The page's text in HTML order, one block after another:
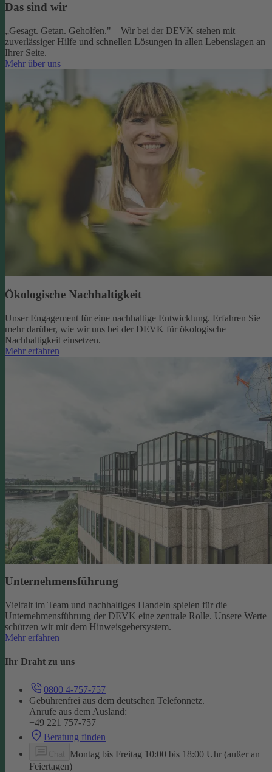
Das sind wir
„Gesagt. Getan. Geholfen." – Wir bei der DEVK stehen mit
zuverlässiger Hilfe und schnellen Lösungen in allen Lebenslagen an
Ihrer Seite.
Mehr über uns
Ökologische Nachhaltigkeit
Unser Engagement für eine nachhaltige Entwicklung. Erfahren Sie
mehr darüber, wie wir uns bei der DEVK für ökologische
Nachhaltigkeit einsetzen.
Mehr erfahren
Unternehmensführung
Vielfalt im Team und nachhaltiges Handeln spielen für die
Unternehmensführung der DEVK eine zentrale Rolle. Unsere Werte
schützen wir mit dem Hinweisgebersystem.
Mehr erfahren
Ihr Draht zu uns
0800 4-757-757
Gebührenfrei aus dem deutschen Telefonnetz.
Anrufe aus dem Ausland:
+49 221 757-757
Beratung finden
Montag bis Freitag 10:00 bis 18:00 Uhr (außer an
Feiertagen)